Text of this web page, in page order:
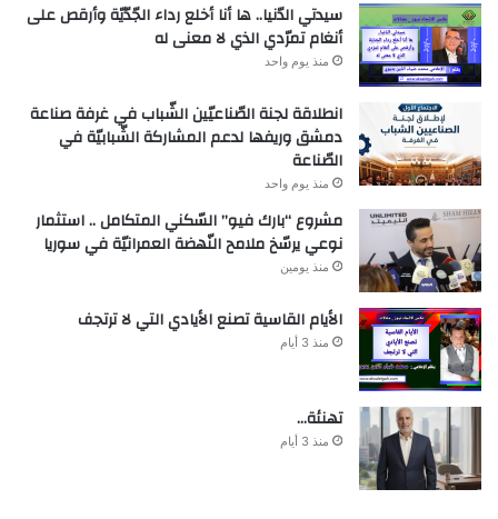
سيدتي الدّنيا.. ها أنا أخلع رداء الجّدّيّة وأرقص على
أنغام تمرّدي الذي لا معنى له
منذ يوم واحد
انطلاقة لجنة الصّناعيّين الشّباب في غرفة صناعة
دمشق وريفها لدعم المشاركة الشّبابيّة في
الصّناعة
منذ يوم واحد
مشروع “بارك فيو” السّكني المتكامل .. استثمار
نوعي يرسّخ ملامح النّهضة العمرانيّة في سوريا
منذ يومين
الأيام القاسية تصنع الأيادي التي لا ترتجف
منذ 3 أيام
تهنئة…
منذ 3 أيام